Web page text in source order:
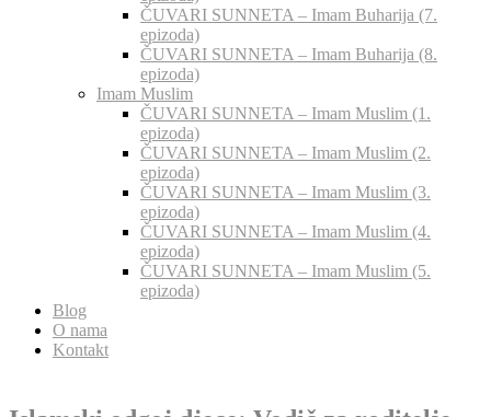
ČUVARI SUNNETA – Imam Buharija (7.
epizoda)
ČUVARI SUNNETA – Imam Buharija (8.
epizoda)
Imam Muslim
ČUVARI SUNNETA – Imam Muslim (1.
epizoda)
ČUVARI SUNNETA – Imam Muslim (2.
epizoda)
ČUVARI SUNNETA – Imam Muslim (3.
epizoda)
ČUVARI SUNNETA – Imam Muslim (4.
epizoda)
ČUVARI SUNNETA – Imam Muslim (5.
epizoda)
Blog
O nama
Kontakt